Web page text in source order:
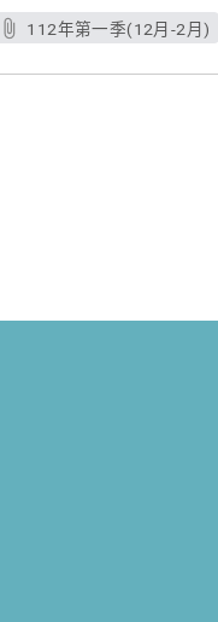
112年第一季(12月-2月)